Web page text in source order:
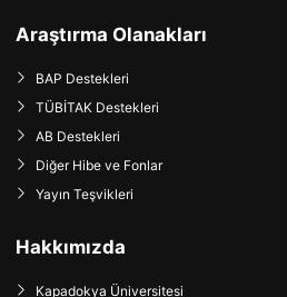
Araştırma Olanakları
BAP Destekleri
TÜBİTAK Destekleri
AB Destekleri
Diğer Hibe ve Fonlar
Yayın Teşvikleri
Hakkımızda
Kapadokya Üniversitesi